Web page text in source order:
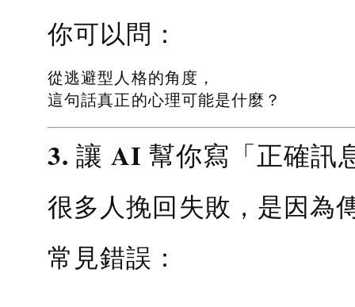
你可以問：
從逃避型人格的角度，
這句話真正的心理可能是什麼？
3. 讓 AI 幫你寫「正確訊
很多人挽回失敗，是因為
常見錯誤：